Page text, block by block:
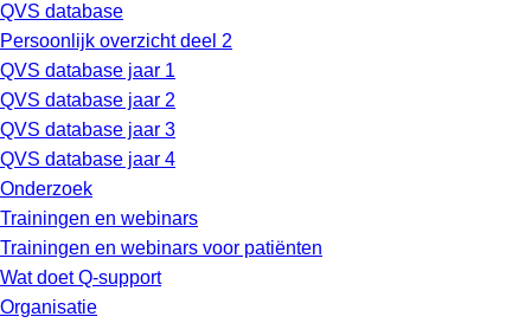
QVS database
Persoonlijk overzicht deel 2
QVS database jaar 1
QVS database jaar 2
QVS database jaar 3
QVS database jaar 4
Onderzoek
Trainingen en webinars
Trainingen en webinars voor patiënten
Wat doet Q-support
Organisatie